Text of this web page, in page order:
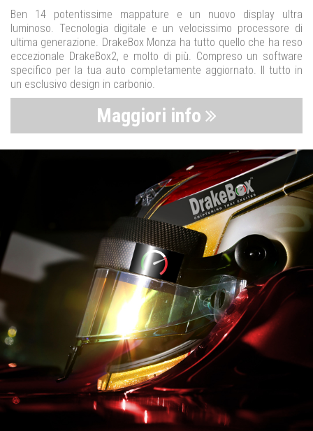
Ben 14 potentissime mappature e un nuovo display ultra
luminoso. Tecnologia digitale e un velocissimo processore di
ultima generazione. DrakeBox Monza ha tutto quello che ha reso
eccezionale DrakeBox2, e molto di più. Compreso un software
specifico per la tua auto completamente aggiornato. Il tutto in
un esclusivo design in carbonio.
Maggiori info